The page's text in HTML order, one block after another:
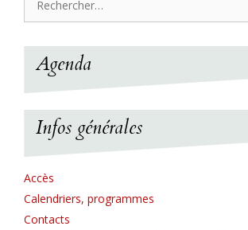
Agenda
Infos générales
Accès
Calendriers, programmes
Contacts